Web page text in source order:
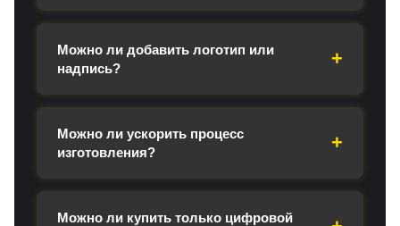
Можно ли добавить логотип или
надпись?
Можно ли ускорить процесс
изготовления?
Можно ли купить только цифровой